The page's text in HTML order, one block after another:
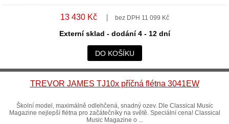
13 430 Kč bez DPH 11 099 Kč
Externí sklad - dodání 4 - 12 dní
DO KOŠÍKU
TREVOR JAMES TJ10x příčná flétna 3041EW
Školní model, maximálně odlehčená, snadný ozev. Dle Classical Music
Magazine nejlepší flétna pro začátečníky na světě. Speciální cena! Classical
Music Magazine o ...